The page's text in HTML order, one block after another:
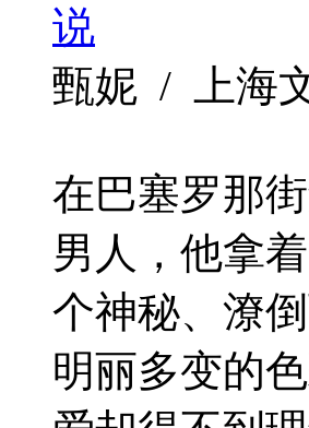
说
甄妮 / 上海
在巴塞罗那
男人，他拿
个神秘、潦
明丽多变的